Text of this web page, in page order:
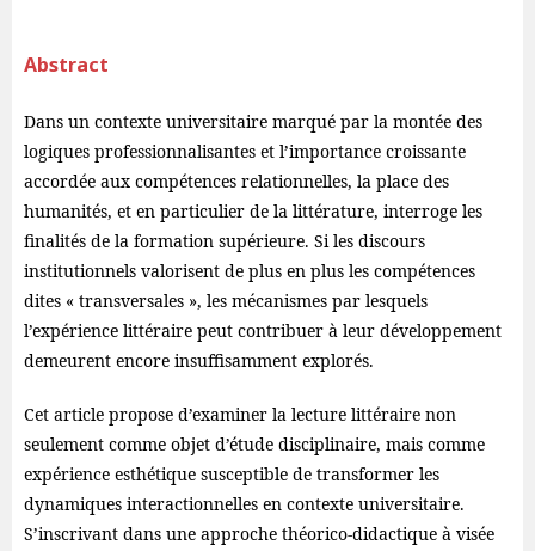
Abstract
Dans un contexte universitaire marqué par la montée des
logiques professionnalisantes et l’importance croissante
accordée aux compétences relationnelles, la place des
humanités, et en particulier de la littérature, interroge les
finalités de la formation supérieure. Si les discours
institutionnels valorisent de plus en plus les compétences
dites « transversales », les mécanismes par lesquels
l’expérience littéraire peut contribuer à leur développement
demeurent encore insuffisamment explorés.
Cet article propose d’examiner la lecture littéraire non
seulement comme objet d’étude disciplinaire, mais comme
expérience esthétique susceptible de transformer les
dynamiques interactionnelles en contexte universitaire.
S’inscrivant dans une approche théorico-didactique à visée